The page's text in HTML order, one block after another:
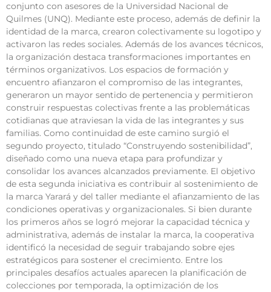
conjunto con asesores de la Universidad Nacional de
Quilmes (UNQ). Mediante este proceso, además de definir la
identidad de la marca, crearon colectivamente su logotipo y
activaron las redes sociales. Además de los avances técnicos,
la organización destaca transformaciones importantes en
términos organizativos. Los espacios de formación y
encuentro afianzaron el compromiso de las integrantes,
generaron un mayor sentido de pertenencia y permitieron
construir respuestas colectivas frente a las problemáticas
cotidianas que atraviesan la vida de las integrantes y sus
familias. Como continuidad de este camino surgió el
segundo proyecto, titulado “Construyendo sostenibilidad”,
diseñado como una nueva etapa para profundizar y
consolidar los avances alcanzados previamente. El objetivo
de esta segunda iniciativa es contribuir al sostenimiento de
la marca Yarará y del taller mediante el afianzamiento de las
condiciones operativas y organizacionales. Si bien durante
los primeros años se logró mejorar la capacidad técnica y
administrativa, además de instalar la marca, la cooperativa
identificó la necesidad de seguir trabajando sobre ejes
estratégicos para sostener el crecimiento. Entre los
principales desafíos actuales aparecen la planificación de
colecciones por temporada, la optimización de los